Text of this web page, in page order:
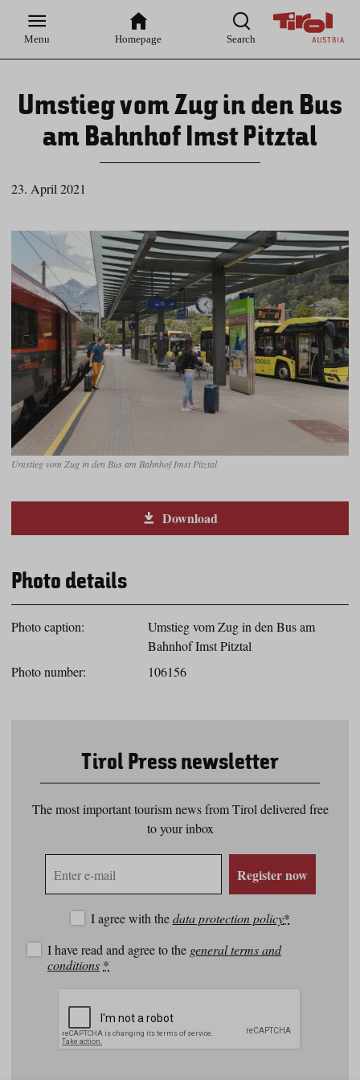
Hauptnavigation
Inhaltsbereich
Menu Homepage Search
Umstieg vom Zug in den Bus
am Bahnhof Imst Pitztal
23. April 2021
Umstieg vom Zug in den Bus am Bahnhof Imst Pitztal
Download
Photo details
Photo caption:
Umstieg vom Zug in den Bus am
Bahnhof Imst Pitztal
Photo number:
106156
Tirol Press newsletter
The most important tourism news from Tirol delivered free
to your inbox
mail
Register now
I agree with thedata protection policy*
I have read and agree to the general terms and
conditions *